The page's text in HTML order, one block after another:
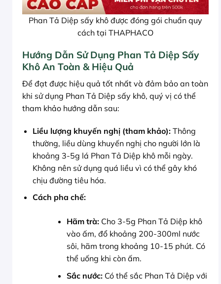
Phan Tả Diệp sấy khô được đóng gói chuẩn quy
cách tại THAPHACO
Hướng Dẫn Sử Dụng Phan Tả Diệp Sấy
Khô An Toàn & Hiệu Quả
Để đạt được hiệu quả tốt nhất và đảm bảo an toàn
khi sử dụng Phan Tả Diệp sấy khô, quý vị có thể
tham khảo hướng dẫn sau:
Liều lượng khuyến nghị (tham khảo):Thông
thường, liều dùng khuyến nghị cho người lớn là
khoảng 3-5g lá Phan Tả Diệp khô mỗi ngày.
Không nên sử dụng quá liều vì có thể gây khó
chịu đường tiêu hóa.
Cách pha chế:
Hãm trà:Cho 3-5g Phan Tả Diệp khô
vào ấm, đổ khoảng 200-300ml nước
sôi, hãm trong khoảng 10-15 phút. Có
thể uống khi còn ấm.
Sắc nước:Có thể sắc Phan Tả Diệp với